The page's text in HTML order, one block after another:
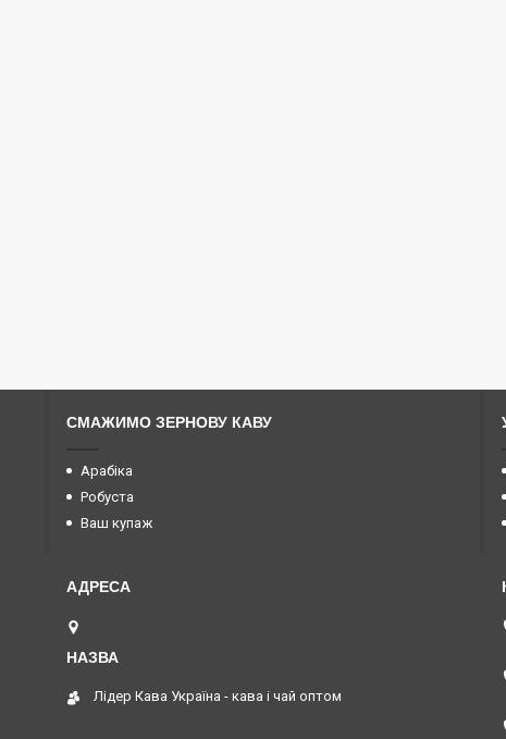
СМАЖИМО ЗЕРНОВУ КАВУ
Арабіка
Робуста
Ваш купаж
Лідер Кава Україна - кава і чай оптом